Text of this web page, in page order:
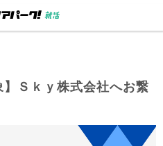
】Ｓｋｙ株式会社へお繋